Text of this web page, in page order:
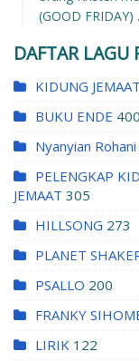
(GOOD
DAFTAR LAGU
KIDUNG
BUKU ENDE 400
Nyanyian
PELENGKAP
JEMAAT 305
HILLSONG 273
PLANET
PSALLO 200
FRANKY
LIRIK 122